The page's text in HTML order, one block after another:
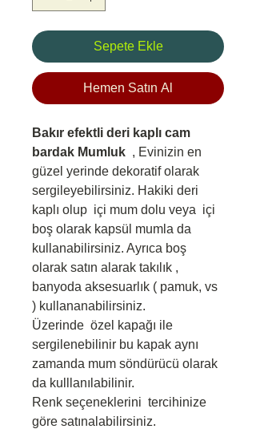
Sepete Ekle
Hemen Satın Al
Bakır efektli deri kaplı cam
bardak Mumluk , Evinizin en
güzel yerinde dekoratif olarak
sergileyebilirsiniz. Hakiki deri
kaplı olup içi mum dolu veya içi
boş olarak kapsül mumla da
kullanabilirsiniz. Ayrıca boş
olarak satın alarak takılık ,
banyoda aksesuarlık ( pamuk, vs
) kullananabilirsiniz.
Üzerinde özel kapağı ile
sergilenebilinir bu kapak aynı
zamanda mum söndürücü olarak
da kulllanılabilinir.
Renk seçeneklerini tercihinize
göre satınalabilirsiniz.